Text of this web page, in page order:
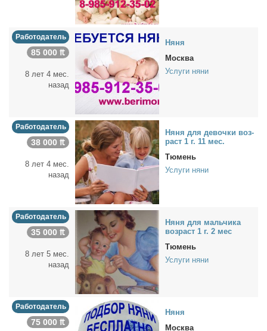
Работодатель
85 000 ₶
8 лет 4 мес.
назад
Ня­ня
Москва
Услуги няни
Работодатель
38 000 ₶
8 лет 4 мес.
назад
Ня­ня для де­воч­ки воз­
раст 1 г. 11 мес.
Тюмень
Услуги няни
Работодатель
35 000 ₶
8 лет 5 мес.
назад
Ня­ня для маль­чи­ка
воз­раст 1 г. 2 мес
Тюмень
Услуги няни
Работодатель
75 000 ₶
Ня­ня
Москва